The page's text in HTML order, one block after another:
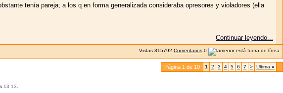
tenía pareja; a los q en forma generalizada consideraba opresores y violadores (ella
Continuar leyendo...
Vistas 315792 Comentarios 0
Página 1 de 10 1 2 3 4 5 6 7 > Ultima »
13:13